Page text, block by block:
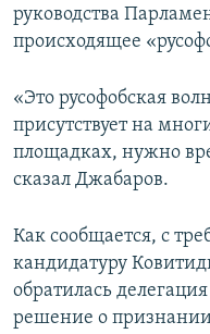
руководства
происходящее
«Это русофобская
присутствует на
площадках, нужно
сказал Джабаров.
Как сообщается, с
кандидатуру
обратилась
решение о